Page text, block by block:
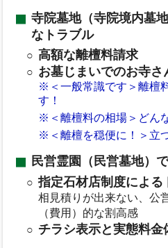
寺院墓地（寺院境内墓
なトラブル
高額な離檀料請求
お墓じまいでのお寺
※＜一般常識です＞離檀
す！
※＜離檀料の相場＞どん
※＜離檀を穏便に！＞立
民営霊園（民営墓地）
指定石材店制度による
相見積りが出来ない、公
（費用）的な割高感
チラシ表示と実態料金